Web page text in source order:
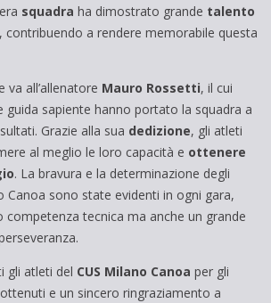
squadra ha dimostrato grande talento
, contribuendo a rendere memorabile questa
va all’allenatore Mauro Rossetti, il cui
guida sapiente hanno portato la squadra a
Grazie alla sua dedizione, gli atleti
al meglio le loro capacità e ottenere
. La bravura e la determinazione degli
Canoa sono state evidenti in ogni gara,
tecnica ma anche un grande
gli atleti del CUS Milano Canoa per gli
e un sincero ringraziamento a